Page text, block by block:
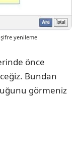
yenileme
önce
Bundan
görmeniz